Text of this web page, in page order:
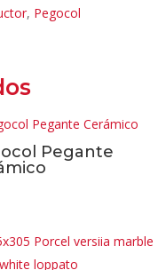
, Pegocol
Pegante